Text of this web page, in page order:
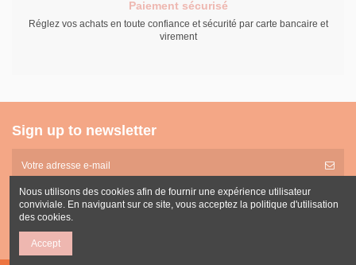
Paiement sécurisé
Réglez vos achats en toute confiance et sécurité par carte bancaire et
virement
Sign up to newsletter
Vous pouvez vous désinscrire à tout moment. Vous trouverez pour cela nos informations
de contact dans les conditions d'utilisation du site.
Nous utilisons des cookies afin de fournir une expérience utilisateur
conviviale. En naviguant sur ce site, vous acceptez la politique d'utilisation
des cookies.
Accept